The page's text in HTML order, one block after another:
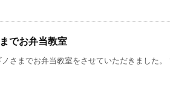
でお弁当教室
さまでお弁当教室をさせていただきました。